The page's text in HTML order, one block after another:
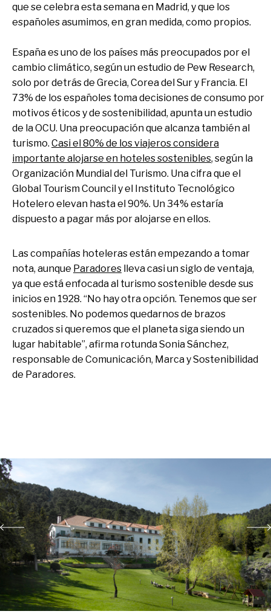
que se celebra esta semana en Madrid, y que los
españoles asumimos, en gran medida, como propios.
España es uno de los países más preocupados por el
cambio climático, según un estudio de Pew Research,
solo por detrás de Grecia, Corea del Sur y Francia. El
73% de los españoles toma decisiones de consumo por
motivos éticos y de sostenibilidad, apunta un estudio
de la OCU. Una preocupación que alcanza también al
turismo. Casi el 80% de los viajeros considera
importante alojarse en hoteles sostenibles, según la
Organización Mundial del Turismo. Una cifra que el
Global Tourism Council y el Instituto Tecnológico
Hotelero elevan hasta el 90%. Un 34% estaría
dispuesto a pagar más por alojarse en ellos.
Las compañías hoteleras están empezando a tomar
nota, aunque Paradores lleva casi un siglo de ventaja,
ya que está enfocada al turismo sostenible desde sus
inicios en 1928. “No hay otra opción. Tenemos que ser
sostenibles. No podemos quedarnos de brazos
cruzados si queremos que el planeta siga siendo un
lugar habitable”, afirma rotunda Sonia Sánchez,
responsable de Comunicación, Marca y Sostenibilidad
de Paradores.